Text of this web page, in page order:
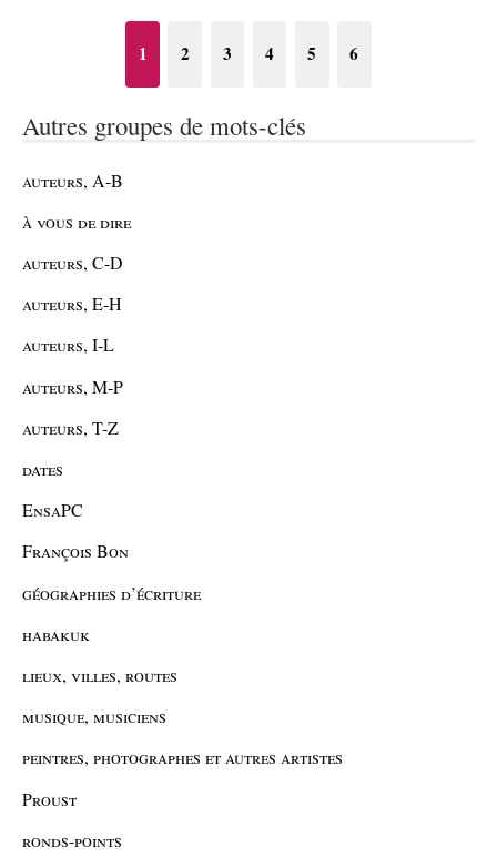
1 2 3 4 5 6
Autres groupes de mots-clés
auteurs, A-B
à vous de dire
auteurs, C-D
auteurs, E-H
auteurs, I-L
auteurs, M-P
auteurs, T-Z
dates
EnsaPC
François Bon
géographies d’écriture
habakuk
lieux, villes, routes
musique, musiciens
peintres, photographes et autres artistes
Proust
ronds-points